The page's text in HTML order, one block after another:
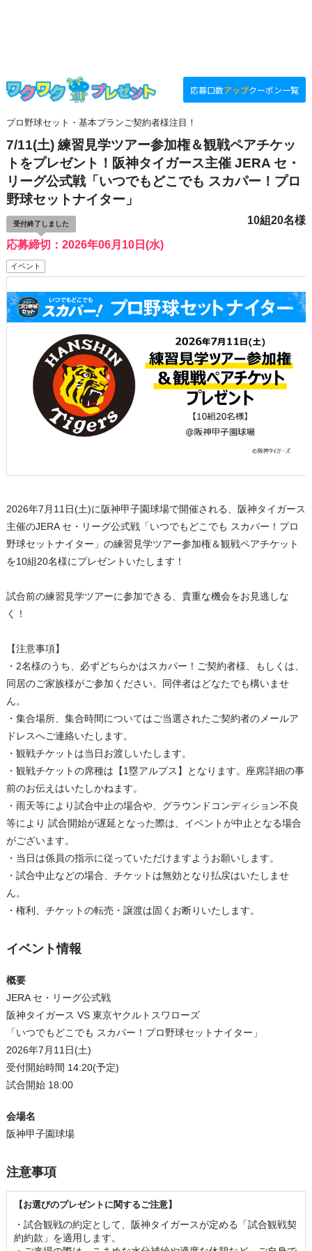
応募口数アップクーポン一覧
プロ野球セット・基本プランご契約者様注目！
7/11(土) 練習見学ツアー参加権＆観戦ペアチケッ
トをプレゼント！阪神タイガース主催 JERA セ・
リーグ公式戦「いつでもどこでも スカパー！プロ
野球セットナイター」
応募締切：2026年06月10日(水)
受付終了しました 10組20名様
イベント
2026年7月11日(土)に阪神甲子園球場で開催される、阪神タイガース
主催のJERA セ・リーグ公式戦「いつでもどこでも スカパー！プロ
野球セットナイター」の練習見学ツアー参加権＆観戦ペアチケット
を10組20名様にプレゼントいたします！
試合前の練習見学ツアーに参加できる、貴重な機会をお見逃しな
く！
【注意事項】
・2名様のうち、必ずどちらかはスカパー！ご契約者様、もしくは、
同居のご家族様がご参加ください。同伴者はどなたでも構いませ
ん。
・集合場所、集合時間についてはご当選されたご契約者のメールア
ドレスへご連絡いたします。
・観戦チケットは当日お渡しいたします。
・観戦チケットの席種は【1塁アルプス】となります。座席詳細の事
前のお伝えはいたしかねます。
・雨天等により試合中止の場合や、グラウンドコンディション不良
等により 試合開始が遅延となった際は、イベントが中止となる場合
がございます。
・当日は係員の指示に従っていただけますようお願いします。
・試合中止などの場合、チケットは無効となり払戻はいたしませ
ん。
・権利、チケットの転売・譲渡は固くお断りいたします。
イベント情報
概要
JERA セ・リーグ公式戦
阪神タイガース VS 東京ヤクルトスワローズ
「いつでもどこでも スカパー！プロ野球セットナイター」
2026年7月11日(土)
受付開始時間 14:20(予定)
試合開始 18:00
会場名
阪神甲子園球場
注意事項
【お選びのプレゼントに関するご注意】
・試合観戦の約定として、阪神タイガースが定める「試合観戦契
約約款」を適用します。